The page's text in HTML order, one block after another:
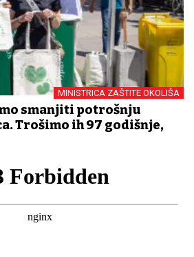
MINISTRICA ZAŠTITE OKOLIŠA
smanjiti potrošnju
Trošimo ih 97 godišnje,